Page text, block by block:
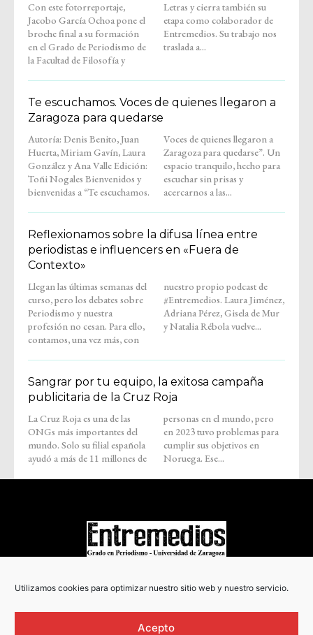
Utilizamos cookies para optimizar nuestro sitio web y nuestro servicio.
Acepto
Con este fotorreportaje,
Jacobo García Ochoa pone el
broche final a su formación
en el Grado de Periodismo de
la Facultad de Filosofía y
Letras y cierra también su
etapa como colaborador de
Entremedios. Su trabajo nos
traslada a...
Te escuchamos. Voces de quienes llegaron a
Zaragoza para quedarse
Autoría: Denis Benito, Juan
Huerta, Miriam Gavín, Laura
González y Ana Valle Edición:
Toñi Nogales Bienvenidos y
bienvenidas a “Te escuchamos.
Voces de quienes llegaron a
Zaragoza para quedarse”. Un
espacio tranquilo, hecho para
escuchar sin prisas y
acercarnos a las...
Reflexionamos sobre la difusa línea entre
periodistas e influencers en «Fuera de
Contexto»
Llegan las últimas semanas del
curso, pero los debates sobre
Periodismo y nuestra
profesión no cesan. Para ello,
contamos, una vez más, con
nuestro propio podcast de
#Entremedios. Laura Jiménez,
Adriana Pérez, Gisela de Mur
y Natalia Rébola vuelve...
Sangrar por tu equipo, la exitosa campaña
publicitaria de la Cruz Roja
La Cruz Roja es una de las
ONGs más importantes del
mundo. Solo su filial española
ayudó a más de 11 millones de
personas en el mundo, pero
en 2023 tuvo problemas para
cumplir sus objetivos en
Noruega. Ese...